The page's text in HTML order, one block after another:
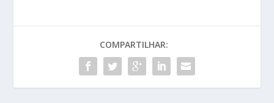
COMPARTILHAR: